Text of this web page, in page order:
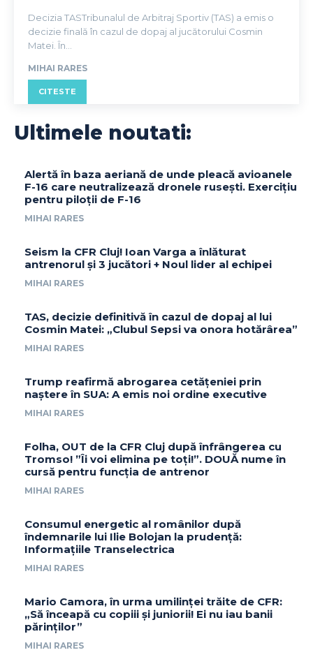
Decizia TASTribunalul de Arbitraj Sportiv (TAS) a emis o
decizie finală în cazul de dopaj al jucătorului Cosmin
Matei. În...
MIHAI RARES
CITESTE
Ultimele noutati:
Alertă în baza aeriană de unde pleacă avioanele
F-16 care neutralizează dronele rusești. Exercițiu
pentru piloții de F-16
MIHAI RARES
Seism la CFR Cluj! Ioan Varga a înlăturat
antrenorul și 3 jucători + Noul lider al echipei
MIHAI RARES
TAS, decizie definitivă în cazul de dopaj al lui
Cosmin Matei: „Clubul Sepsi va onora hotărârea”
MIHAI RARES
Trump reafirmă abrogarea cetățeniei prin
naștere în SUA: A emis noi ordine executive
MIHAI RARES
Folha, OUT de la CFR Cluj după înfrângerea cu
Tromso! ”Îi voi elimina pe toți!”. DOUĂ nume în
cursă pentru funcția de antrenor
MIHAI RARES
Consumul energetic al românilor după
îndemnarile lui Ilie Bolojan la prudență:
Informațiile Transelectrica
MIHAI RARES
Mario Camora, în urma umilinței trăite de CFR:
„Să înceapă cu copiii și juniorii! Ei nu iau banii
părinților”
MIHAI RARES